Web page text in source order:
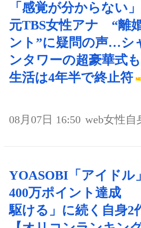
「感覚が分からない
元TBS女性アナ “離
ント”に疑問の声…シ
ンタワーの超豪華式
生活は4年半で終止符
08月07日 16:50 web女性自
YOASOBI「アイドル
400万ポイント達成
駆ける」に続く自身2